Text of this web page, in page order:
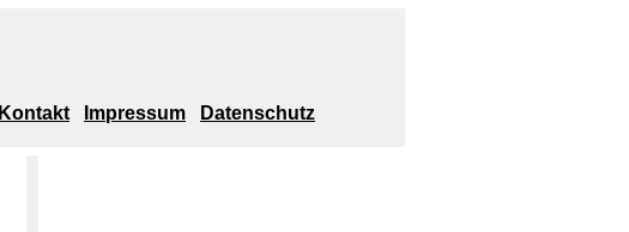
Kontakt Impressum Datenschutz